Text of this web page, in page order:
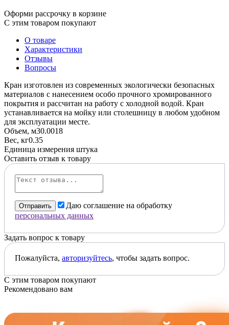
Оформи рассрочку в корзине
С этим товаром покупают
О товаре
Характеристики
Отзывы
Вопросы
Кран изготовлен из современных экологически безопасных
материалов с нанесением особо прочного хромированного
покрытия и рассчитан на работу с холодной водой. Кран
устанавливается на мойку или столешницу в любом удобном
для эксплуатации месте.
Объем, м30.0018
Вес, кг0.35
Единица измерения штука
Оставить отзыв к товару
Отправить
Даю соглашение на обработку
персональных данных
Задать вопрос к товару
Пожалуйста, авторизуйтесь, чтобы задать вопрос.
С этим товаром покупают
Рекомендовано вам